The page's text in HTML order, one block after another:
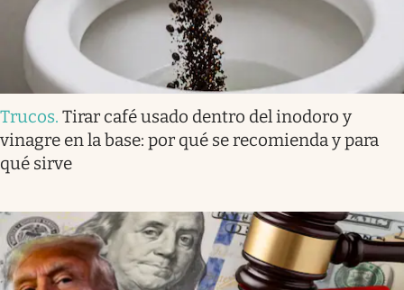
Trucos. Tirar café usado dentro del inodoro y
vinagre en la base: por qué se recomienda y para
qué sirve